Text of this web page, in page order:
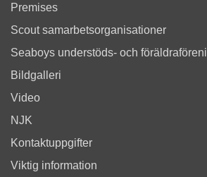
Premises
Scout samarbetsorganisationer
Seaboys understöds- och
Bildgalleri
Video
NJK
Kontaktuppgifter
Viktig information